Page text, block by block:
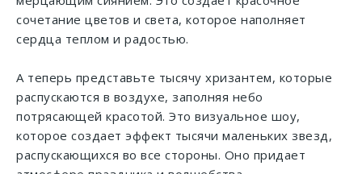
сочетание цветов и света, которое наполняет
сердца теплом и радостью.
А теперь представьте тысячу хризантем, которые
распускаются в воздухе, заполняя небо
потрясающей красотой. Это визуальное шоу,
которое создает эффект тысячи маленьких звезд,
распускающихся во все стороны. Оно придает